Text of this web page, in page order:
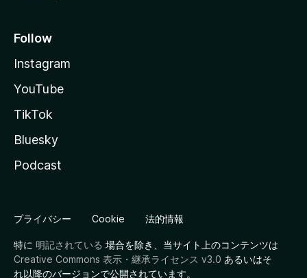
Follow
Instagram
YouTube
TikTok
Bluesky
Podcast
プライバシー Cookie 法的情報
特に 明記されている 場合を除き、当サイト上のコンテンツは
Creative Commons 表示・継承ライセンス v3.0 あるいはそ
れ以降のバージョンで公開されています。